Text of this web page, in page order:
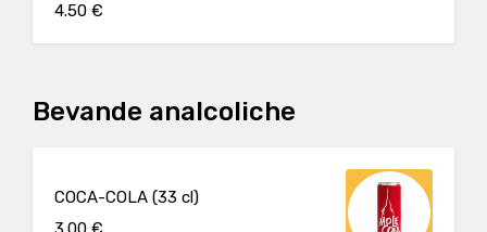
4.50 €
Bevande analcoliche
COCA-COLA (33 cl)